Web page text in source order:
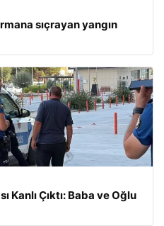
sıçrayan yangın
Kanlı Çıktı: Baba ve Oğlu